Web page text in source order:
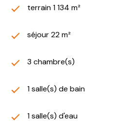
terrain 1 134 m²
séjour 22 m²
3 chambre(s)
1 salle(s) de bain
1 salle(s) d'eau